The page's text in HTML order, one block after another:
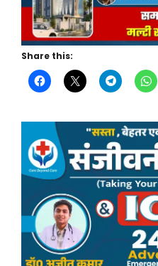
Share this: